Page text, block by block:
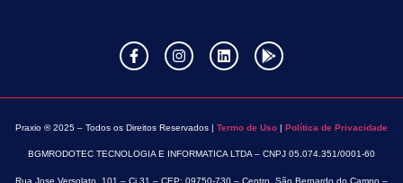
Praxio ® 2025 – Todos os Direitos Reservados | Termo de Uso | Política de Privacidade
BGMRODOTEC TECNOLOGIA E INFORMATICA LTDA – CNPJ 05.074.351/0001-60
Rua Jose Versolato, 101 – Cj 31 – CEP: 09750-730 – Centro, São Bernardo do Campo –